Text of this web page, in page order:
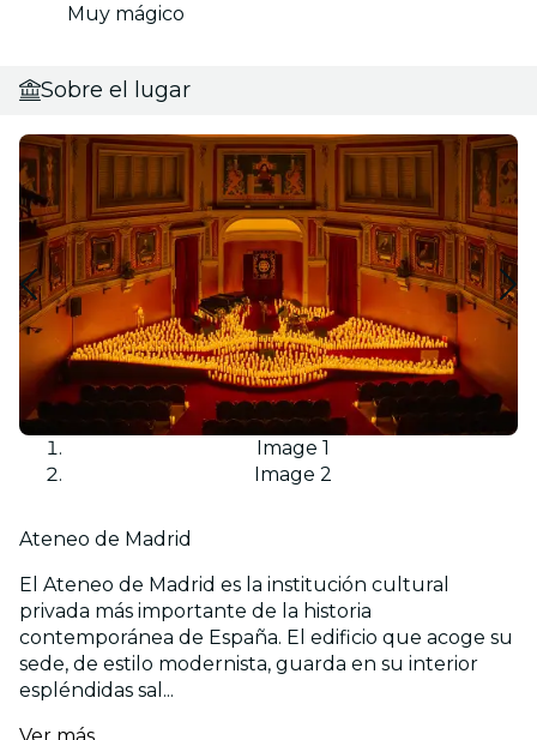
Muy mágico
Sobre el lugar
Image 1
Image 2
Ateneo de Madrid
El Ateneo de Madrid es la institución cultural
privada más importante de la historia
contemporánea de España. El edificio que acoge su
sede, de estilo modernista, guarda en su interior
espléndidas sal...
Ver más